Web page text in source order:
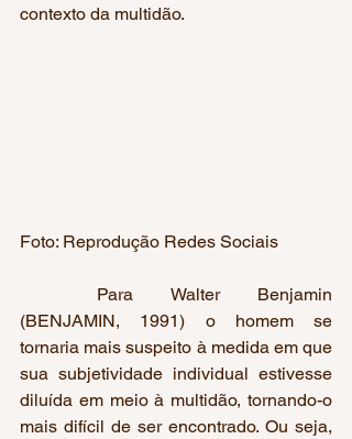
contexto da multidão.
Foto: Reprodução Redes Sociais
(BENJAMIN, 1991) o homem se
tornaria mais suspeito à medida em que
sua subjetividade individual estivesse
diluída em meio à multidão, tornando-o
mais difícil de ser encontrado. Ou seja,